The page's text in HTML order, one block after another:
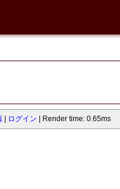
ログイン Render time: 0.65ms